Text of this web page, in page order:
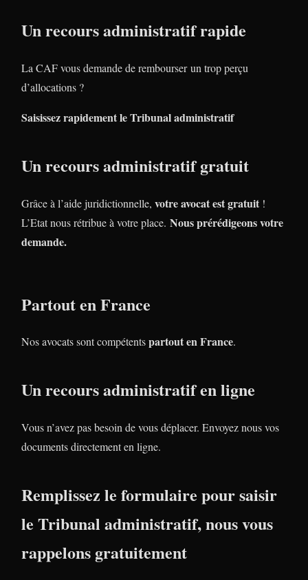
Un recours administratif rapide
La CAF vous demande de rembourser un trop perçu
d’allocations ?
Saisissez rapidement le Tribunal administratif
Un recours administratif gratuit
Grâce à l’aide juridictionnelle, votre avocat est gratuit !
L’Etat nous rétribue à votre place. Nous prérédigeons votre
demande.
Partout en France
Nos avocats sont compétentspartout en France.
Un recours administratif en ligne
Vous n’avez pas besoin de vous déplacer. Envoyez nous vos
documents directement en ligne.
Remplissez le formulaire pour saisir
le Tribunal administratif, nous vous
rappelons gratuitement